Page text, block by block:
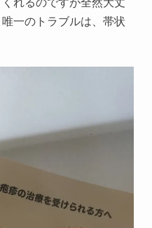
れるのですが全然大丈
一のトラブルは、帯状